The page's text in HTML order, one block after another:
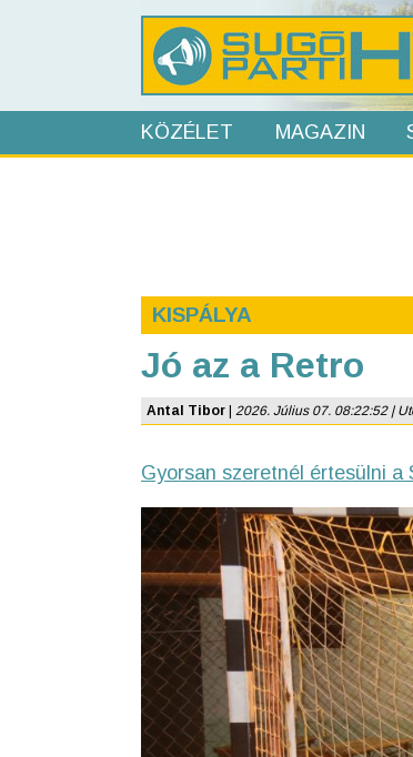
KÖZÉLET MAGAZIN
KISPÁLYA
Jó az a Retro
Antal Tibor 2026. Július 07. 08:22:52 |
Gyorsan szeretnél értesülni a